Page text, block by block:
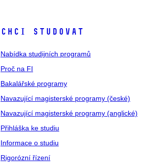
CHCI STUDOVAT
Nabídka studijních programů
Proč na FI
Bakalářské programy
Navazující magisterské programy (české)
Navazující magisterské programy (anglické)
Přihláška ke studiu
Informace o studiu
Rigorózní řízení